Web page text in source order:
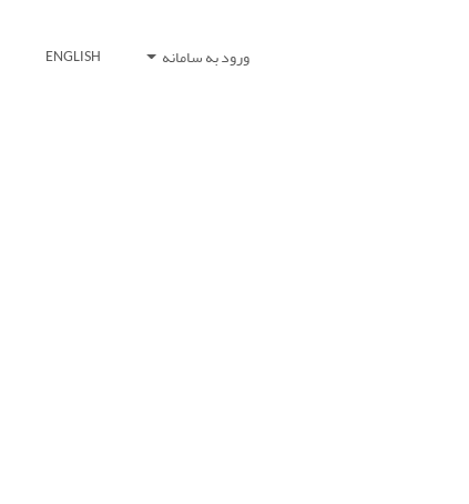
ورود به سامانه ENGLISH